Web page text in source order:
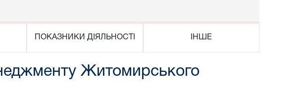
ПОКАЗНИКИ ДІЯЛЬНОСТІ ІНШЕ
Житомирського